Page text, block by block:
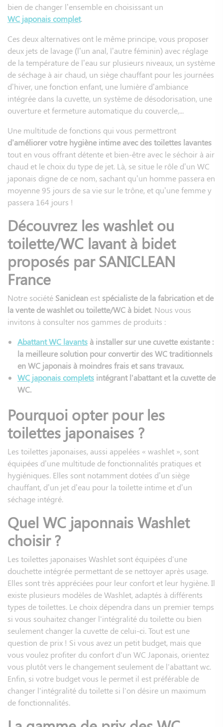
bien de changer l’ensemble en choisissant un
WC japonais complet.
Ces deux alternatives ont le même principe, vous proposer
deux jets de lavage (l’un anal, l’autre féminin) avec réglage
de la température de l’eau sur plusieurs niveaux, un système
de séchage à air chaud, un siège chauffant pour les journées
d’hiver, une fonction enfant, une lumière d’ambiance
intégrée dans la cuvette, un système de désodorisation, une
ouverture et fermeture automatique du couvercle,...
Une multitude de fonctions qui vous permettront
d’améliorer votre hygiène intime avec des toilettes lavantes
tout en vous offrant détente et bien-être avec le séchoir à air
chaud et le choix du type de jet. Là, se situe le rôle d’un WC
japonais digne de ce nom, sachant qu’un homme passera en
moyenne 95 jours de sa vie sur le trône, et qu’une femme y
passera 164 jours !
Découvrez les washlet ou
toilette/WC lavant à bidet
proposés par SANICLEAN
France
Notre société Saniclean est spécialiste de la fabrication et de
la vente de washlet ou toilette/WC à bidet. Nous vous
invitons à consulter nos gammes de produits :
Abattant WC lavants à installer sur une cuvette existante :
la meilleure solution pour convertir des WC traditionnels
en WC japonais à moindres frais et sans travaux.
WC japonais complets intégrant l'abattant et la cuvette de
WC.
Pourquoi opter pour les
toilettes japonaises ?
Les toilettes japonaises, aussi appelées « washlet », sont
équipées d’une multitude de fonctionnalités pratiques et
hygiéniques. Elles sont notamment dotées d’un siège
chauffant, d’un jet d’eau pour la toilette intime et d’un
séchage intégré.
Quel WC japonnais Washlet
choisir ?
Les toilettes japonaises Washlet sont équipées d'une
douchette intégrée permettant de se nettoyer après usage.
Elles sont très appréciées pour leur confort et leur hygiène. Il
existe plusieurs modèles de Washlet, adaptés à différents
types de toilettes. Le choix dépendra dans un premier temps
si vous souhaitez changer l'intégralité du toilette ou bien
seulement changer la cuvette de celui-ci. Tout est une
question de prix ! Si vous avez un petit budget, mais que
vous voulez profiter du confort d'un WC Japonais, orientez
vous plutôt vers le changement seulement de l'abattant wc.
Enfin, si votre budget vous le permet il est préférable de
changer l'intégralité du toilette si l'on désire un maximum
de fonctionnalités.